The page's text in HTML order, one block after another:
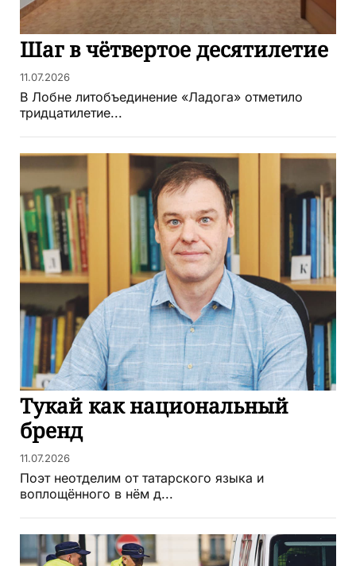
Шаг в чётвертое десятилетие
11.07.2026
В Лобне литобъединение «Ладога» отметило
тридцатилетие...
Тукай как национальный
бренд
11.07.2026
Поэт неотделим от татарского языка и
воплощённого в нём д...